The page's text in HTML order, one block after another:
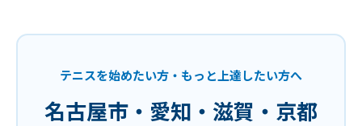
テニスを始めたい方・もっと上達したい方へ
名古屋市・愛知・滋賀・京都